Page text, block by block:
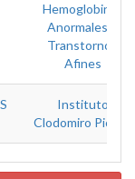
Hemoglobinas
Anormales Y
Transtornos
Afines
Instituto
Clodomiro Picado